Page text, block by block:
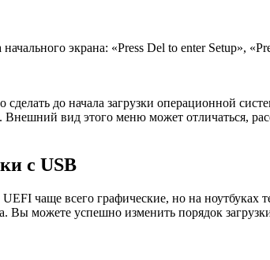
экрана: «Press Del to enter Setup»,
до начала загрузки операционной
вид этого меню может отличаться,
с USB
чаще всего графические, но на ноутбуках
Вы можете успешно изменить порядок